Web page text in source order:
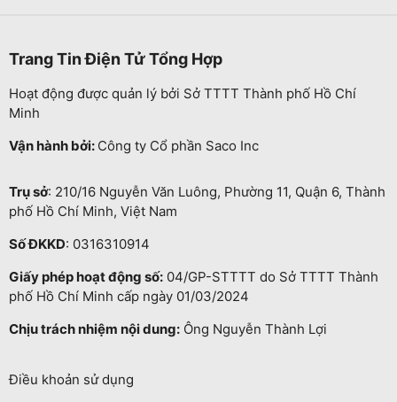
Trang Tin Điện Tử Tổng Hợp
Hoạt động được quản lý bởi Sở TTTT Thành phố Hồ Chí
Minh
Vận hành bởi: Công ty Cổ phần Saco Inc
Trụ sở: 210/16 Nguyễn Văn Luông, Phường 11, Quận 6, Thành
phố Hồ Chí Minh, Việt Nam
Số ĐKKD: 0316310914
Giấy phép hoạt động số: 04/GP-STTTT do Sở TTTT Thành
phố Hồ Chí Minh cấp ngày 01/03/2024
Chịu trách nhiệm nội dung: Ông Nguyễn Thành Lợi
Điều khoản sử dụng